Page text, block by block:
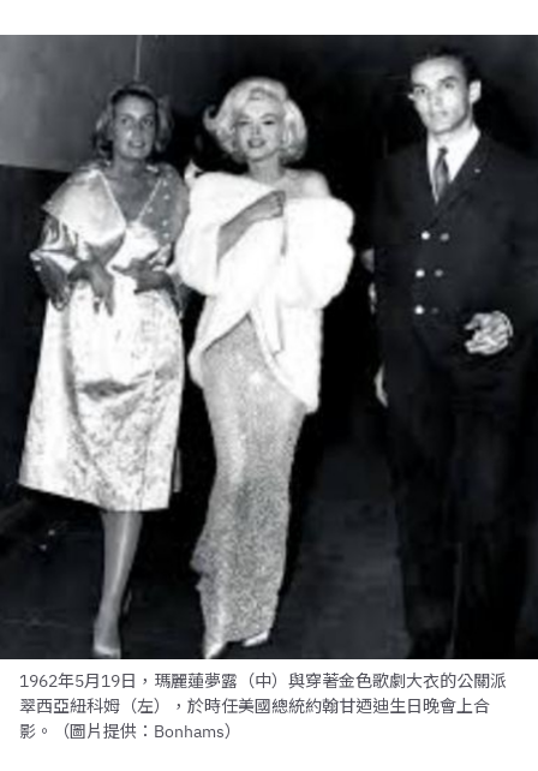
1962年5月19日，瑪麗蓮夢露（中）與穿著金色歌劇大衣的公關派
翠西亞紐科姆（左），於時任美國總統約翰甘迺迪生日晚會上合
影。（圖片提供：Bonhams）